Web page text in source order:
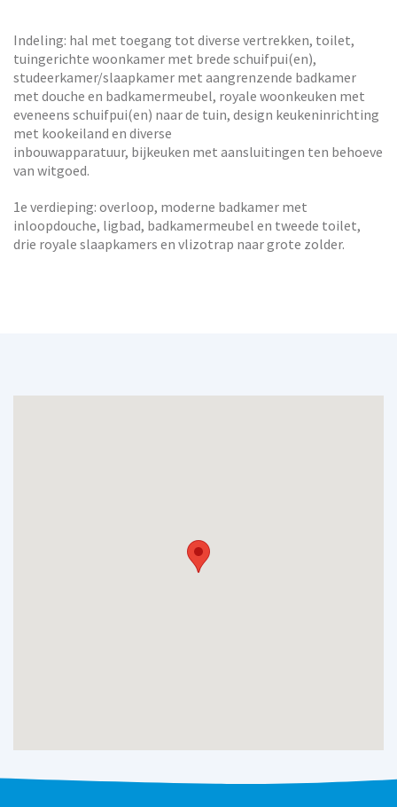
Indeling: hal met toegang tot diverse vertrekken, toilet,
tuingerichte woonkamer met brede schuifpui(en),
studeerkamer/slaapkamer met aangrenzende badkamer
met douche en badkamermeubel, royale woonkeuken met
eveneens schuifpui(en) naar de tuin, design keukeninrichting
met kookeiland en diverse
inbouwapparatuur, bijkeuken met aansluitingen ten behoeve
van witgoed.
1e verdieping: overloop, moderne badkamer met
inloopdouche, ligbad, badkamermeubel en tweede toilet,
drie royale slaapkamers en vlizotrap naar grote zolder.